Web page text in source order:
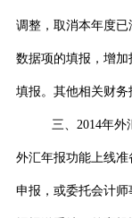
调整，取消本年度
数据项的填报，增
填报。其他相关财务
三、 2014年外
外汇年报功能上线
申报，或委托会计